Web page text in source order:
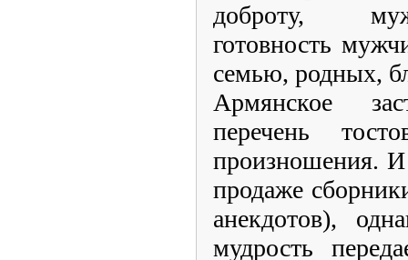
доброту,
готовность
семью, родных,
Армянское
перечень
произношения. И
продаже
анекдотов),
мудрость